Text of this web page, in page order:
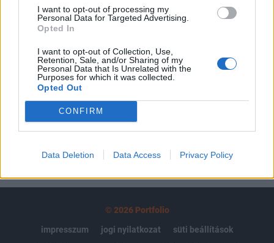
I want to opt-out of processing my
Personal Data for Targeted Advertising.
Opted In
I want to opt-out of Collection, Use,
Retention, Sale, and/or Sharing of my
Personal Data that Is Unrelated with the
Purposes for which it was collected.
Opted Out
CONFIRM
Data Deletion Data Access Privacy Policy
Portfolio.hu teljes cikkarchívum
Kötéslisták: BÉT elmúlt 2 év napon belüli
Előfizetés
MÁR ELŐFIZETŐNK VAGY?
© 2026 Portfolio
impresszum
jogi nyilatkozat
süti beállítások